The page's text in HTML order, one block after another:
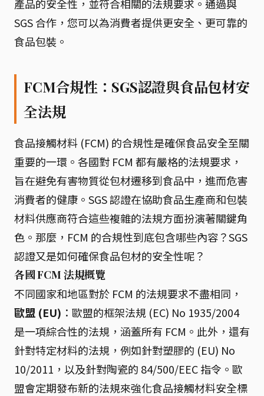
產品的安全性，並符合相關的法規要求。通過與
SGS 合作，您可以為消費者提供更安全、更可靠的
食品包裝。
FCM合規性：SGS認證與食品包材安
全法規
食品接觸材料 (FCM) 的合規性是確保食品安全至關
重要的一環。各國對 FCM 都有嚴格的法規要求，
旨在避免有害物質從包材遷移到食品中，進而危害
消費者的健康。SGS 認證在協助食品生產商和包裝
材料供應商符合這些複雜的法規方面扮演著關鍵角
色。那麼，FCM 的合規性到底包含哪些內容？SGS
認證又是如何確保食品包材的安全性呢？
各國 FCM 法規概覽
不同國家和地區對於 FCM 的法規要求不盡相同，
歐盟 (EU) ：歐盟的框架法規 (EC) No 1935/2004
是一項綜合性的法規，涵蓋所有 FCM。此外，還有
針對特定材料的法規，例如針對塑膠的 (EU) No
10/2011，以及針對陶瓷的 84/500/EEC 指令。歐
盟會定期發布新的法規來強化食品接觸材料安全標